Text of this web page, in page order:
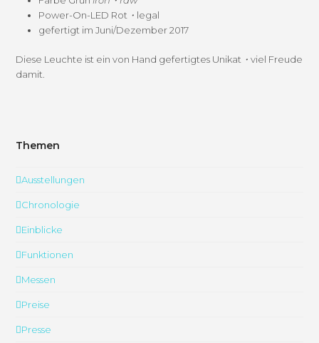
Pow­er-On-LED Rot ・ legal
gefer­tigt im Juni/Dezember 2017
Diese Leuchte ist ein von Hand gefer­tigtes Unikat ・viel Freude
damit.
Themen
Ausstellungen
Chronologie
Einblicke
Funktionen
Messen
Preise
Presse